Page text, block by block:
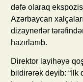
dəfə olaraq
Azərbaycan
dizaynerlər
hazırlanıb.
Direktor layihəyə
bildirərək deyib: